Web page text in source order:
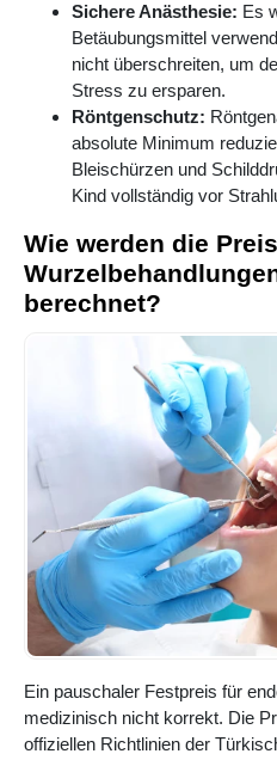
Sichere Anästhesie: Es
Betäubungsmittel
nicht überschreiten, um
Stress zu ersparen.
Röntgenschutz:
absolute Minimum
Bleischürzen und
Kind vollständig vor
Wie werden die
berechnet?
Ein pauschaler Festpreis für
medizinisch nicht korrekt. Die
offiziellen Richtlinien der